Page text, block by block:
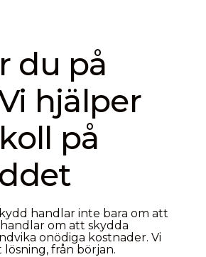
du på
hjälper
på
handlar inte bara om att
om att skydda
onödiga kostnader. Vi
från början.